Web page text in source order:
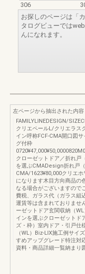
306
お探しのページは「
タログビューでは
んになれます。
左ページから抽出された内容
FAMILYLINEDESIGN/
クリエペールL/クリエラス
イン呼称FCF-CMA開口図
グ付枠
クローゼットドア／折れ戸
を選ぶCMADesign折れ戸
CMA/1623¥80,000クリエ
になります木目方向商品の
なる場合がございますので
費税、ガラス代（ガラス組
運賃等は含まれておりませ
ーゼットドア玄関収納（
インを選ぶクローゼットド
ズ・枠）室内ドア・引戸仕
（WL）Biz-LIX施工例サイ
すめアップグレード特注対
資料・商品詳細一覧納まり